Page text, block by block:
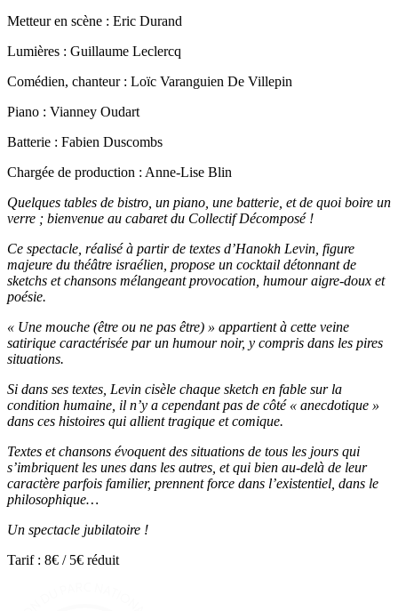
Metteur en scène : Eric Durand
Lumières : Guillaume Leclercq
Comédien, chanteur : Loïc Varanguien De Villepin
Piano : Vianney Oudart
Batterie : Fabien Duscombs
Chargée de production : Anne-Lise Blin
Quelques tables de bistro, un piano, une batterie, et de quoi boire un
verre ; bienvenue au cabaret du Collectif Décomposé !
Ce spectacle, réalisé à partir de textes d’Hanokh Levin, figure
majeure du théâtre israélien, propose un cocktail détonnant de
sketchs et chansons mélangeant provocation, humour aigre-doux et
poésie.
« Une mouche (être ou ne pas être) » appartient à cette veine
satirique caractérisée par un humour noir, y compris dans les pires
situations.
Si dans ses textes, Levin cisèle chaque sketch en fable sur la
condition humaine, il n’y a cependant pas de côté « anecdotique »
dans ces histoires qui allient tragique et comique.
Textes et chansons évoquent des situations de tous les jours qui
s’imbriquent les unes dans les autres, et qui bien au-delà de leur
caractère parfois familier, prennent force dans l’existentiel, dans le
philosophique…
Un spectacle jubilatoire !
Tarif : 8€ / 5€ réduit